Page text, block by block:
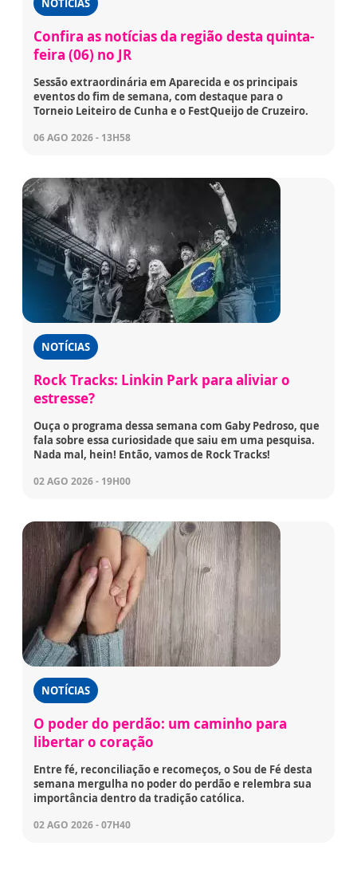
NOTÍCIAS
Confira as notícias da região desta quinta-
feira (06) no JR
Sessão extraordinária em Aparecida e os principais
eventos do fim de semana, com destaque para o
Torneio Leiteiro de Cunha e o FestQueijo de Cruzeiro.
06 AGO 2026 - 13H58
NOTÍCIAS
Rock Tracks: Linkin Park para aliviar o
estresse?
Ouça o programa dessa semana com Gaby Pedroso, que
fala sobre essa curiosidade que saiu em uma pesquisa.
Nada mal, hein! Então, vamos de Rock Tracks!
02 AGO 2026 - 19H00
NOTÍCIAS
O poder do perdão: um caminho para
libertar o coração
Entre fé, reconciliação e recomeços, o Sou de Fé desta
semana mergulha no poder do perdão e relembra sua
importância dentro da tradição católica.
02 AGO 2026 - 07H40